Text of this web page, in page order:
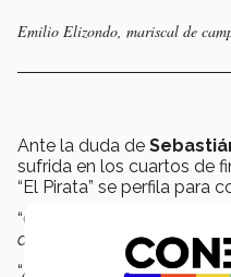
Emilio Elizondo, mariscal de
Ante la duda de
sufrida en los cuartos de
“El Pirata” se perfila para
“Como nos dice nuestro
debemos estar listos
“A lo mejor me toca llevar